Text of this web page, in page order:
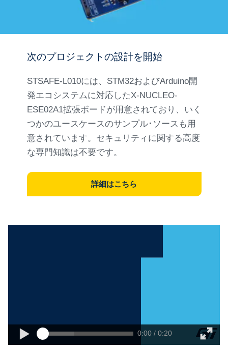
次のプロジェクトの設計を開始
STSAFE-L010には、STM32およびArduino開
発エコシステムに対応したX-NUCLEO-
ESE02A1拡張ボードが用意されており、いく
つかのユースケースのサンプル･ソースも用
意されています。セキュリティに関する高度
な専門知識は不要です。
詳細はこちら
0:00 / 0:20